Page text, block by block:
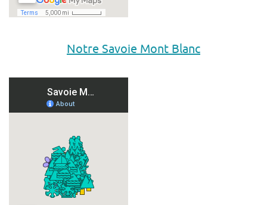
Notre Savoie Mont Blanc